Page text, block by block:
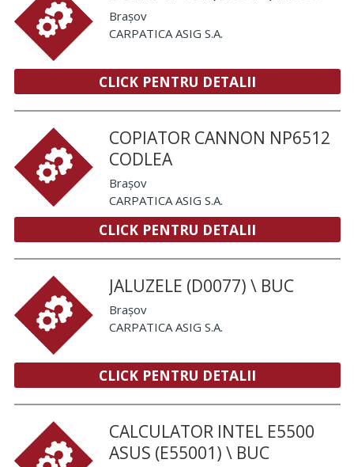
Brașov
CARPATICA ASIG S.A.
CLICK PENTRU DETALII
COPIATOR CANNON NP6512
CODLEA
Brașov
CARPATICA ASIG S.A.
CLICK PENTRU DETALII
JALUZELE (D0077) \ BUC
Brașov
CARPATICA ASIG S.A.
CLICK PENTRU DETALII
CALCULATOR INTEL E5500
ASUS (E55001) \ BUC